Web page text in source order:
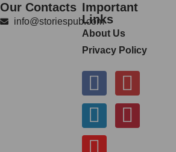
Our Contacts
info@storiespub.com
Important
Links
About Us
Privacy Policy